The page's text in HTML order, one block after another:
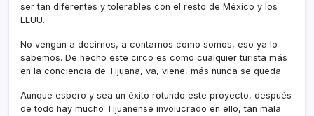
ser tan diferentes y tolerables con el resto de México y los
EEUU.
No vengan a decirnos, a contarnos como somos, eso ya lo
sabemos. De hecho este circo es como cualquier turista más
en la conciencia de Tijuana, va, viene, más nunca se queda.
Aunque espero y sea un éxito rotundo este proyecto, después
de todo hay mucho Tijuanense involucrado en ello, tan mala